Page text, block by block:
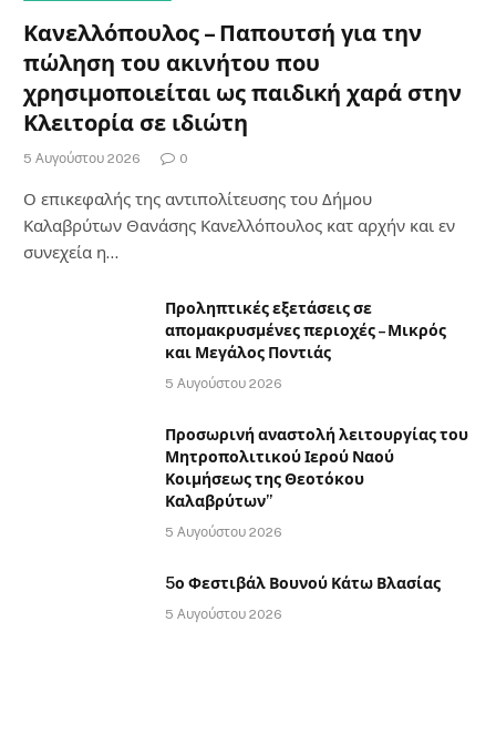
Κανελλόπουλος – Παπουτσή για την
πώληση του ακινήτου που
χρησιμοποιείται ως παιδική χαρά στην
Κλειτορία σε ιδιώτη
5 Αυγούστου 2026 0
Ο επικεφαλής της αντιπολίτευσης του Δήμου
Καλαβρύτων Θανάσης Κανελλόπουλος κατ αρχήν και εν
συνεχεία η…
Προληπτικές εξετάσεις σε
απομακρυσμένες περιοχές – Μικρός
και Μεγάλος Ποντιάς
5 Αυγούστου 2026
Προσωρινή αναστολή λειτουργίας του
Μητροπολιτικού Ιερού Ναού
Κοιμήσεως της Θεοτόκου
Καλαβρύτων”
5 Αυγούστου 2026
5ο Φεστιβάλ Βουνού Κάτω Βλασίας
5 Αυγούστου 2026